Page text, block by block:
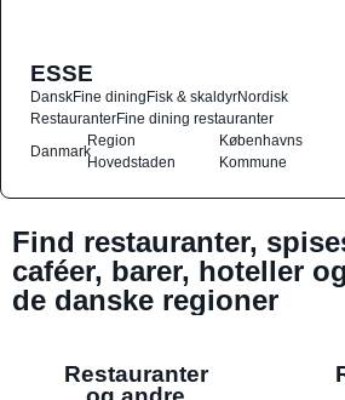
ESSE
DanskFine diningFisk & skaldyrNordisk
RestauranterFine dining restauranter
Danmark
Region
Hovedstaden
Københavns
Kommune
Find restauranter,
caféer, barer, hoteller
de danske regioner
Restauranter